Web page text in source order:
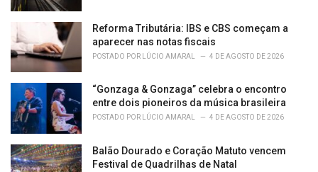
Reforma Tributária: IBS e CBS começam a
aparecer nas notas fiscais
POSTADO POR LÚCIO AMARAL 4 DE AGOSTO DE 2026
“Gonzaga & Gonzaga” celebra o encontro
entre dois pioneiros da música brasileira
POSTADO POR LÚCIO AMARAL 4 DE AGOSTO DE 2026
Balão Dourado e Coração Matuto vencem
Festival de Quadrilhas de Natal